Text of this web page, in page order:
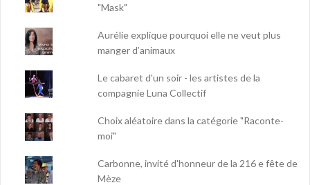
"Mask"
Aurélie explique pourquoi elle ne veut plus
manger d’animaux
Le cabaret d'un soir - les artistes de la
compagnie Luna Collectif
Choix aléatoire dans la catégorie "Raconte-
moi"
Carbonne, invité d'honneur de la 216 e fête de
Mèze